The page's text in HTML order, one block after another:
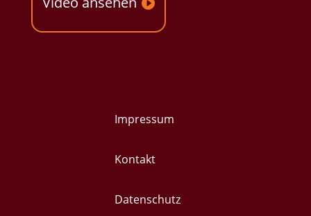
Impressum
Kontakt
Datenschutz